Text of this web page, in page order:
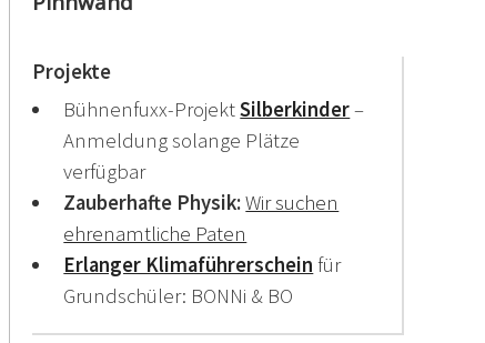
Projekte
Bühnenfuxx-ProjektSilberkinder–
Anmeldung solange Plätze
verfügbar
Zauberhafte Physik:Wir suchen
ehrenamtliche Paten
Erlanger Klimaführerschein für
Grundschüler: BONNi & BO